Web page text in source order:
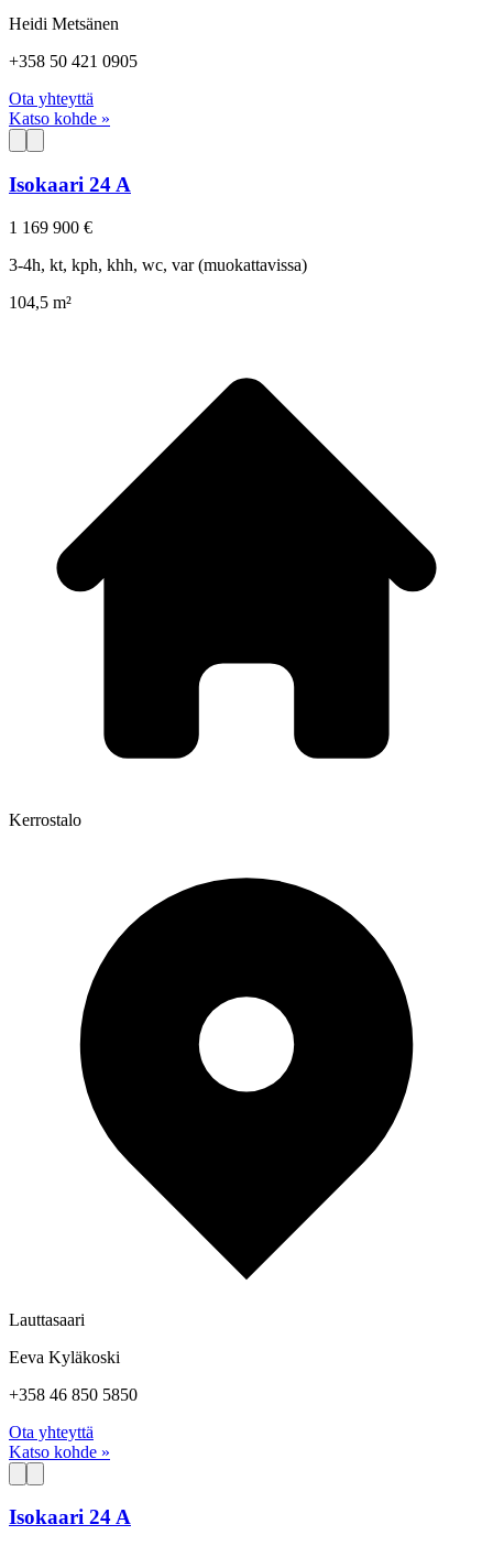
Heidi Metsänen
+358 50 421 0905
Ota yhteyttä
Katso kohde »
Isokaari 24 A
1 169 900 €
3-4h, kt, kph, khh, wc, var (muokattavissa)
104,5 m²
Kerrostalo
Lauttasaari
Eeva Kyläkoski
+358 46 850 5850
Ota yhteyttä
Katso kohde »
Isokaari 24 A